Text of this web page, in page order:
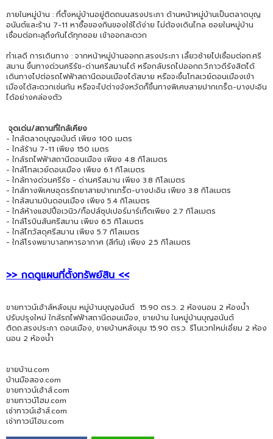
ภายในหมู่บ้าน : ที่ตั้งหมู่บ้านอยู่ติดถนนสรงประภา ด้านหน้าหมู่บ้านเป็นตลาดบุญ
อนันต์และร้าน 7-11 หาซื้อของกินของใช้ได้ง่าย ไม่ต้องเดินไกล ซอยในหมู่บ้าน
เชื่อมต่อทะลุถึงกันได้ทุกซอย เข้าออกสะดวก
ทำเลดี การเดินทาง : จากหน้าหมู่บ้านออกถ.สรงประภา เลี้ยวซ้ายไปเชื่อมต่อถ.ศรี
สมาน ขึ้นทางด่วนศรีรัช-ด่านศรีสมานได้ หรือกลับรถไปออกถ.วิภาวดีรังสิตได้
เดินทางไปต่อรถไฟฟ้าสถานีดอนเมืองได้สบาย หรือจะขึ้นโทลเวย์ดอนเมืองเข้า
เมืองได้สะดวกเช่นกัน หรือจะไปต่างจังหวัดก็ขึ้นทางพิเศษสายปากเกร็ด-บางปะอิน
ได้อย่างคล่องตัว
จุดเด่น/สถานที่ใกล้เคียง
- ใกล้ตลาดบุญอนันต์ เพียง 100 เมตร
- ใกล้ร้าน 7-11 เพียง 150 เมตร
- ใกล้รถไฟฟ้าสถานีดอนเมือง เพียง 4.8 กิโลเมตร
- ใกล้โทลเวย์ดอนเมือง เพียง 6.1 กิโลเมตร
- ใกล้ทางด่วนศรีรัช - ด่านศรีสมาน เพียง 3.8 กิโลเมตร
- ใกล้ทางพิเศษอุดรรัถยาสายปากเกร็ด-บางปะอิน เพียง 3.8 กิโลเมตร
- ใกล้สนามบินดอนเมือง เพียง 5.4 กิโลเมตร
- ใกล้ห้างแฮปปี้อเวนิว/ท็อปส์ซุปเปอร์มาร์เก็ตเพียง 2.7 กิโลเมตร
- ใกล้โรบินสันศรีสมาน เพียง 6.5 กิโลเมตร
- ใกล้ไทวัสดุศรีสมาน เพียง 5.7 กิโลเมตร
- ใกล้โรงพยาบาลทหารอากาศ (สีกัน) เพียง 2.5 กิโลเมตร
>> กดดูแผนที่ตั้งทรัพย์สิน <<
ขายทาวน์เฮ้าส์หลังมุม หมู่บ้านบุญอนันต์ 15.90 ตร.ว. 2 ห้องนอน 2 ห้องน้ำ
ปรับปรุงใหม่ ใกล้รถไฟฟ้าสถานีดอนเมือง, ขายบ้าน ในหมู่บ้านบุญอนันต์
ติดถ.สรงประภา ดอนเมือง, ขายบ้านหลังมุม 15.90 ตร.ว. รีโนเวทใหม่เอี่ยม 2 ห้อง
นอน 2 ห้องน้ำ
ขายบ้าน.com
บ้านมือสอง.com
ขายทาวน์เฮ้าส์.com
ขายทาวน์โฮม.com
เช่าทาวน์เฮ้าส์.com
เช่าทาวน์โฮม.com